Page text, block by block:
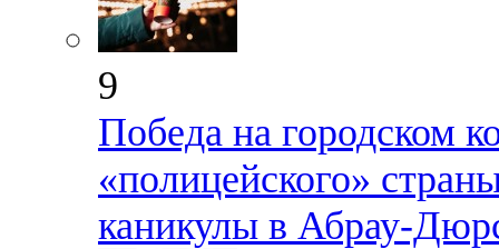
9
Победа на городском
«полицейского»
каникулы в Абрау-